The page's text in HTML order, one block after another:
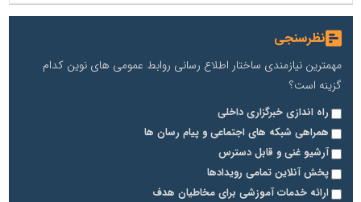
نظرسنجی
مهمترین نیازمندی ساختار اطلاع رسانی روابط عمومی های نوین کدام
گزینه است؟
راه اندازی خبرگزاری داخلی
همراهی شبکه های اجتماعی و پیام رسان ها
آرشیو غنی و قابل دسترس
پخش آنلاین تمامی رویدادها
ارائه خدمات آموزشی برای مخاطیان هدف